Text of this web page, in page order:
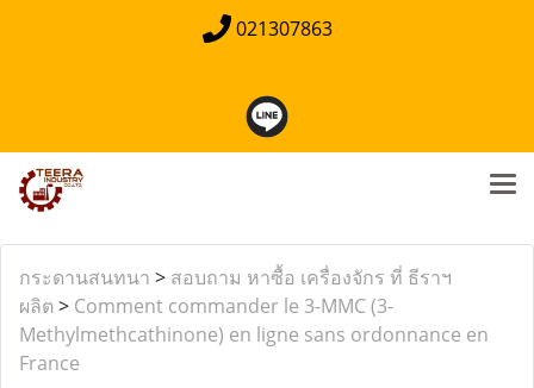
021307863
กระดานสนทนา > สอบถาม หาซื้อ เครื่องจักร ที่ ธีราฯ
ผลิต > Comment commander le 3-MMC (3-
Methylmethcathinone) en ligne sans ordonnance en
France